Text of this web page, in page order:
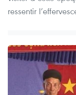
ressentir